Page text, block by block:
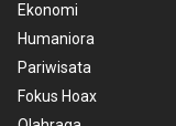
Ekonomi
Humaniora
Pariwisata
Fokus Hoax